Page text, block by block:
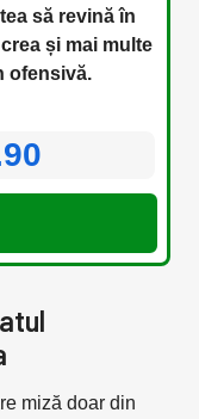
să revină în
și mai multe
ofensivă.
miză doar din